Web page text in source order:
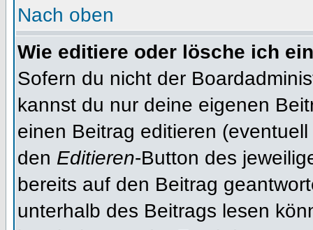
Nach oben
Wie editiere oder lösche ich
Sofern du nicht der
kannst du nur deine eigenen
einen Beitrag editieren
den Editieren-Button des
bereits auf den Beitrag
unterhalb des Beitrags lesen